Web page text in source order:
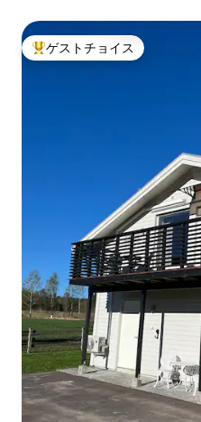
大好評のゲストチョイスです。
ゲストチョイス